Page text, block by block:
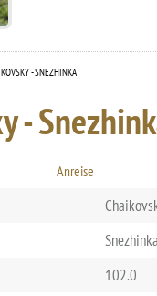
- SNEZHINKA
-
Anreise
Snezhinka
102.0